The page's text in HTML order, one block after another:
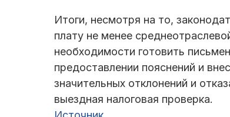
Итоги, несмотря на то,
плату не менее
необходимости готовить
предоставлении пояснений и
значительных отклонений и
выездная налоговая проверка.